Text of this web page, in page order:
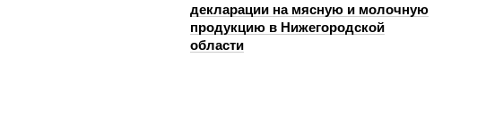
декларации на мясную и молочную
продукцию в Нижегородской
области